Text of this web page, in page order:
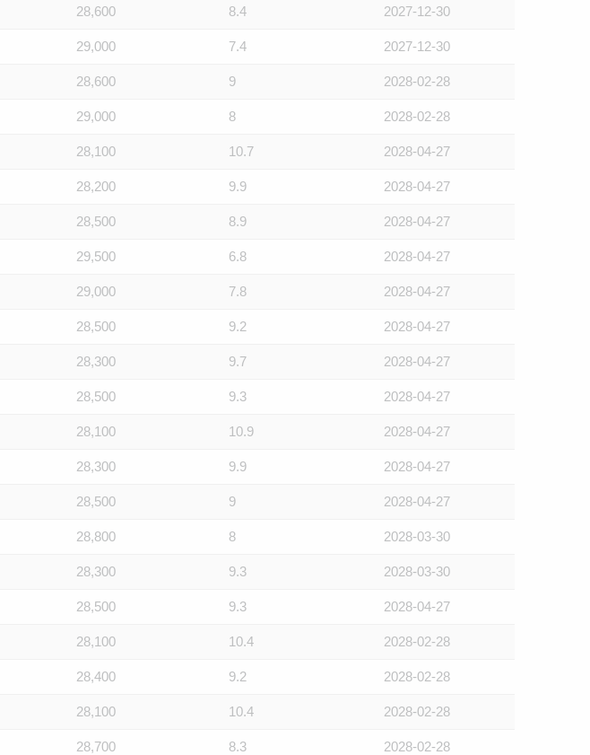
28,600 8.4 2027-12-30
29,000 7.4 2027-12-30
28,600 9 2028-02-28
29,000 8 2028-02-28
28,100 10.7 2028-04-27
28,200 9.9 2028-04-27
28,500 8.9 2028-04-27
29,500 6.8 2028-04-27
29,000 7.8 2028-04-27
28,500 9.2 2028-04-27
28,300 9.7 2028-04-27
28,500 9.3 2028-04-27
28,100 10.9 2028-04-27
28,300 9.9 2028-04-27
28,500 9 2028-04-27
28,800 8 2028-03-30
28,300 9.3 2028-03-30
28,500 9.3 2028-04-27
28,100 10.4 2028-02-28
28,400 9.2 2028-02-28
28,100 10.4 2028-02-28
28,700 8.3 2028-02-28